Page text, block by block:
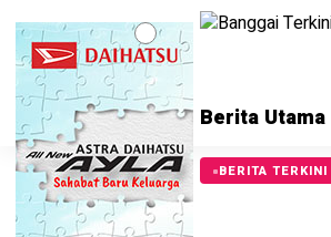
Berita Utama
BERITA TERKINI
Vonis NM, SF dan ASD, Kasus Korupsi